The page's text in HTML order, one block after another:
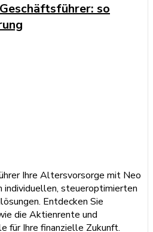
so
Ihre Altersvorsorge mit Neo
individuellen, steueroptimierten
Entdecken Sie
die Aktienrente und
für Ihre finanzielle Zukunft.